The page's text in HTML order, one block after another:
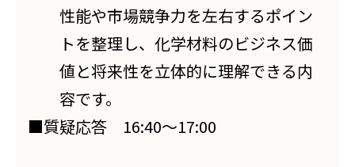
性能や市場競争力を左右するポイン
トを整理し、化学材料のビジネス価
値と将来性を立体的に理解できる内
容です。
■質疑応答 16:40～17:00